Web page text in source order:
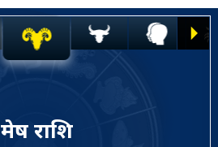
मेष राशि